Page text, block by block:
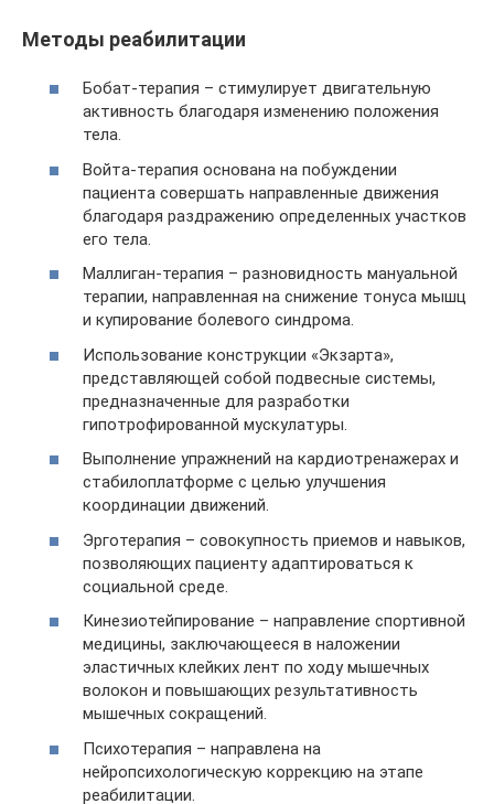
Методы реабилитации
Бобат-терапия – стимулирует двигательную
активность благодаря изменению положения
тела.
Войта-терапия основана на побуждении
пациента совершать направленные движения
благодаря раздражению определенных участков
его тела.
Маллиган-терапия – разновидность мануальной
терапии, направленная на снижение тонуса мышц
и купирование болевого синдрома.
Использование конструкции «Экзарта»,
представляющей собой подвесные системы,
предназначенные для разработки
гипотрофированной мускулатуры.
Выполнение упражнений на кардиотренажерах и
стабилоплатформе с целью улучшения
координации движений.
Эрготерапия – совокупность приемов и навыков,
позволяющих пациенту адаптироваться к
социальной среде.
Кинезиотейпирование – направление спортивной
медицины, заключающееся в наложении
эластичных клейких лент по ходу мышечных
волокон и повышающих результативность
мышечных сокращений.
Психотерапия – направлена на
нейропсихологическую коррекцию на этапе
реабилитации.